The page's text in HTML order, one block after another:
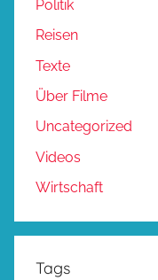
Politik
Reisen
Texte
Über Filme
Uncategorized
Videos
Wirtschaft
Tags